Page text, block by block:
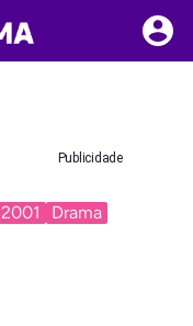
Publicidade
2001
Drama